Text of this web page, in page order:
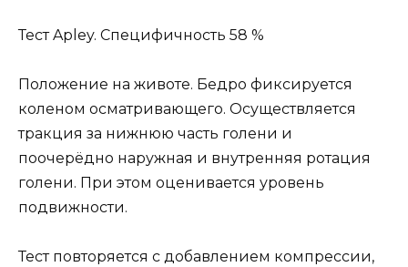
Тест Apley. Специфичность 58 %
Положение на животе. Бедро фиксируется
коленом осматривающего. Осуществляется
тракция за нижнюю часть голени и
поочерёдно наружная и внутренняя ротация
голени. При этом оценивается уровень
подвижности.
Тест повторяется с добавлением компрессии,